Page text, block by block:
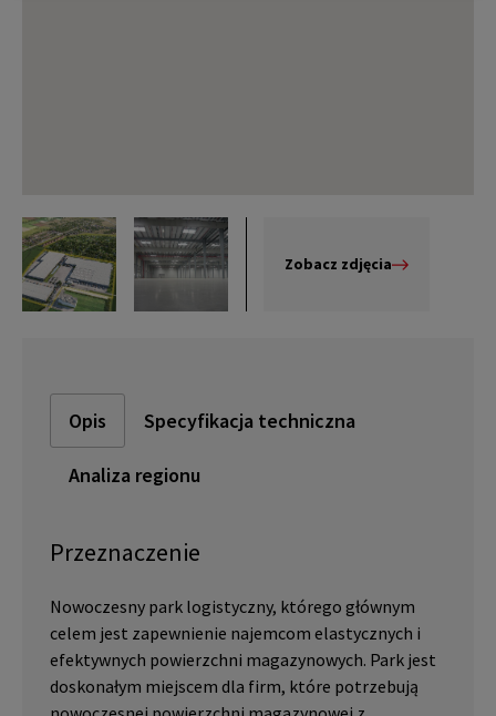
Zobacz zdjęcia
Opis Specyfikacja techniczna
Analiza regionu
Przeznaczenie
Nowoczesny park logistyczny, którego głównym
celem jest zapewnienie najemcom elastycznych i
efektywnych powierzchni magazynowych. Park jest
doskonałym miejscem dla firm, które potrzebują